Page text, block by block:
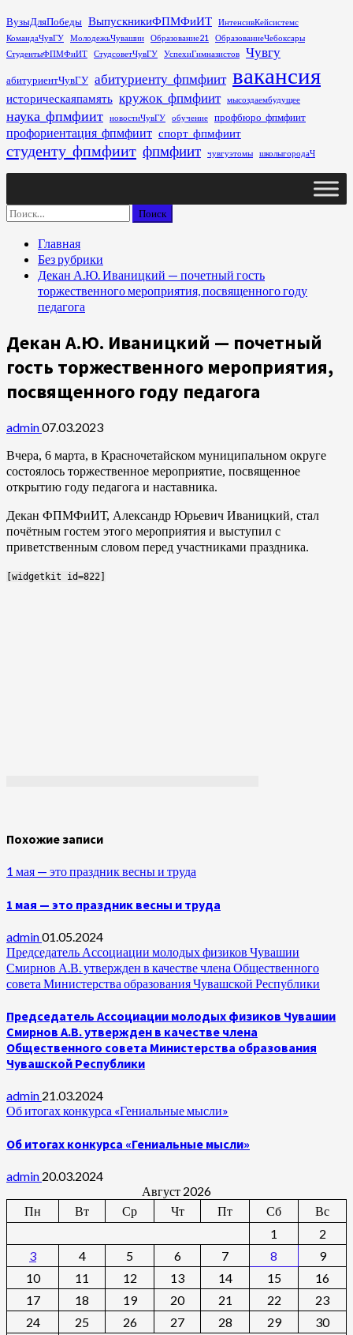
Перейти
к
содержимому
ВузыДляПобеды ВыпускникиФПМФиИТ
ИнтенсивКейсистемс
КомандаЧувГУ
МолодежьЧувашии Образование21
ОбразованиеЧебоксары
СтудентыФПМФиИТ
СтудсоветЧувГУ УспехиГимназистов Чувгу
абитуриентЧувГУ абитуриенту_фпмфиит вакансия
историческаяпамять кружок_фпмфиит мысоздаембудущее
наука_фпмфиит новостиЧувГУ обучение профбюро_фпмфиит
профориентация_фпмфиит спорт_фпмфиит
студенту_фпмфиит фпмфиит чувгуэтомы школыгородаЧ
Основное
Найти:
Главная
Без рубрики
Декан А.Ю. Иваницкий — почетный гость
торжественного мероприятия, посвященного году
педагога
Декан А.Ю. Иваницкий — почетный
гость торжественного мероприятия,
посвященного году педагога
admin07.03.2023
Вчера, 6 марта, в Красночетайском муниципальном округе
состоялось торжественное мероприятие, посвященное
открытию году педагога и наставника.
Декан ФПМФиИТ, Александр Юрьевич Иваницкий, стал
почётным гостем этого мероприятия и выступил с
приветственным словом перед участниками праздника.
[widgetkit id=822]
Похожие записи
1 мая — это праздник весны и труда
1 мая — это праздник весны и труда
admin01.05.2024
Председатель Ассоциации молодых физиков Чувашии
Смирнов А.В. утвержден в качестве члена Общественного
совета Министерства образования Чувашской Республики
Председатель Ассоциации молодых физиков Чувашии
Смирнов А.В. утвержден в качестве члена
Общественного совета Министерства образования
Чувашской Республики
admin 21.03.2024
Об итогах конкурса «Гениальные мысли»
Об итогах конкурса «Гениальные мысли»
admin 20.03.2024
Август 2026
Пн
Вт Ср Чт Пт Сб
Вс
1
2
3
4 5 6 7 8
9
10
11 12 13 14 15
16
17
18 19 20 21 22
23
24
25 26 27 28 29
30